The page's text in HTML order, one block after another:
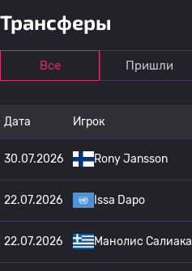
Трансферы
Все Пришли
Дата Игрок
30.07.2026 Rony Jansson
22.07.2026 Issa Dapo
22.07.2026 Манолис Салиака